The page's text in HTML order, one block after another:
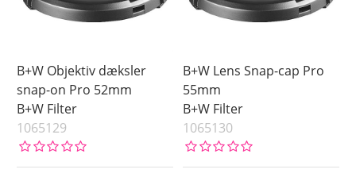
B+W Objektiv dæksler
snap-on Pro 52mm
B+W Filter
1065129
B+W Lens Snap-cap Pro
55mm
B+W Filter
1065130